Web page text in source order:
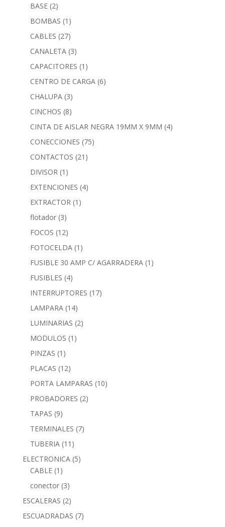
BASE (2)
BOMBAS (1)
CABLES (27)
CANALETA (3)
CAPACITORES (1)
CENTRO DE CARGA (6)
CHALUPA (3)
CINCHOS (8)
CINTA DE AISLAR NEGRA 19MM X 9MM (4)
CONECCIONES (75)
CONTACTOS (21)
DIVISOR (1)
EXTENCIONES (4)
EXTRACTOR (1)
flotador (3)
FOCOS (12)
FOTOCELDA (1)
FUSIBLE 30 AMP C/ AGARRADERA (1)
FUSIBLES (4)
INTERRUPTORES (17)
LAMPARA (14)
LUMINARIAS (2)
MODULOS (1)
PINZAS (1)
PLACAS (12)
PORTA LAMPARAS (10)
PROBADORES (2)
TAPAS (9)
TERMINALES (7)
TUBERIA (11)
ELECTRONICA (5)
CABLE (1)
conector (3)
ESCALERAS (2)
ESCUADRADAS (7)